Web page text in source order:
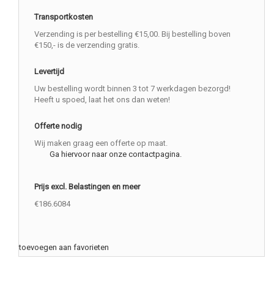
Transportkosten
Verzending is per bestelling €15,00. Bij bestelling boven
€150,- is de verzending gratis.
Levertijd
Uw bestelling wordt binnen 3 tot 7 werkdagen bezorgd!
Heeft u spoed, laat het ons dan weten!
Offerte nodig
Wij maken graag een offerte op maat.
Ga hiervoor naar onze contactpagina.
Prijs excl. Belastingen en meer
€186.6084
toevoegen aan favorieten